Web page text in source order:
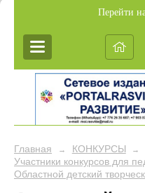
Перейти
Главная → КОНКУРСЫ →
Участники конкурсов для
Областной детский